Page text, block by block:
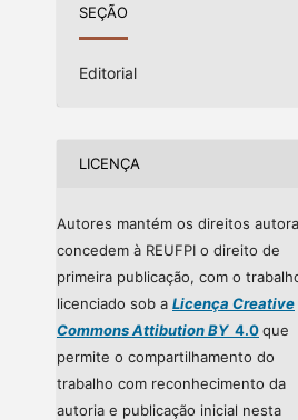
SEÇÃO
Editorial
LICENÇA
Autores mantém os direitos
concedem à REUFPI o direito de
primeira publicação, com o
licenciado sob a Licença Creative
Commons Attibution BY4.0que
permite o compartilhamento do
trabalho com reconhecimento da
autoria e publicação inicial nesta